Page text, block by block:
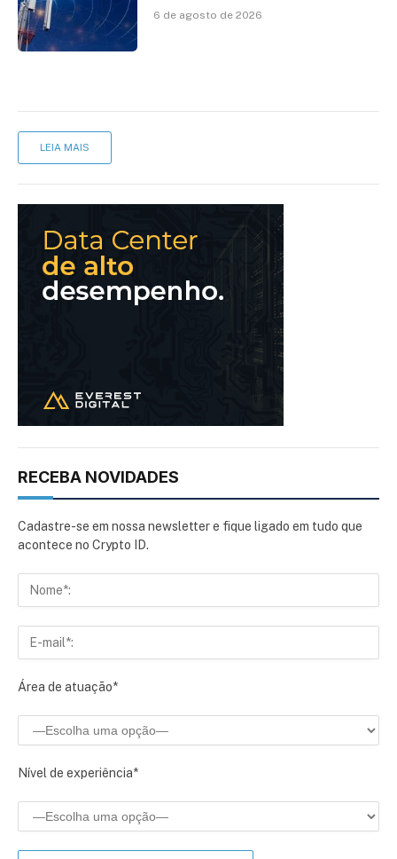
mantém desafio
6 de agosto de 2026
LEIA MAIS
RECEBA NOVIDADES
Cadastre-se em nossa newsletter e fique ligado em tudo que
acontece no Crypto ID.
Área de atuação*
Nível de experiência*